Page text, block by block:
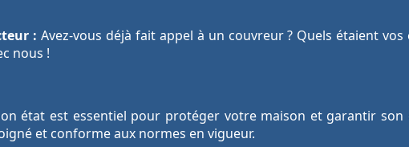
: Avez-vous déjà fait appel à un couvreur ? Quels étaient
nous !
état est essentiel pour protéger votre maison et garantir
et conforme aux normes en vigueur.